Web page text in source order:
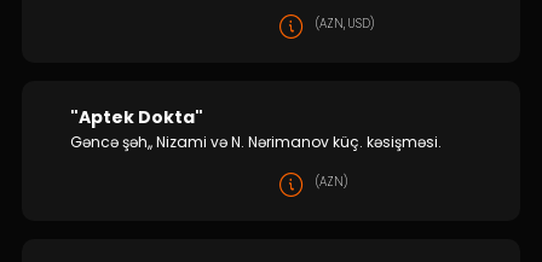
(AZN, USD)
"Aptek Dokta"
Gəncə şəh,, Nizami və N. Nərimanov küç. kəsişməsi.
(AZN)